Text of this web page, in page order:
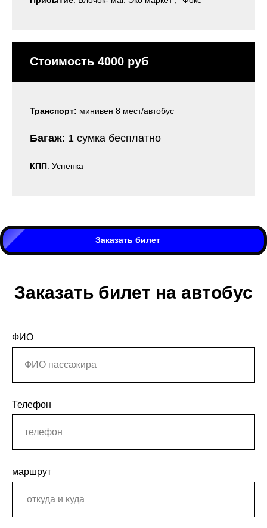
Стоимость 4000 руб
Транспорт: минивен 8 мест/автобус
Багаж: 1 сумка бесплатно
КПП: Успенка
Заказать билет
Заказать билет на автобус
ФИО
Телефон
маршрут